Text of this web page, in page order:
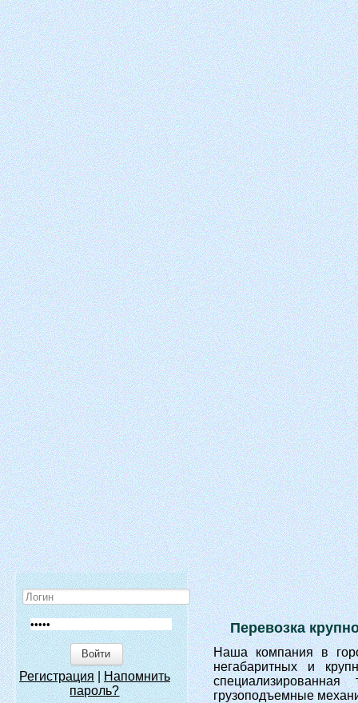
Войти
Регистрация|Напомнить
пароль?
Перевозка
Наша компания в
негабаритных и
грузоподъемные